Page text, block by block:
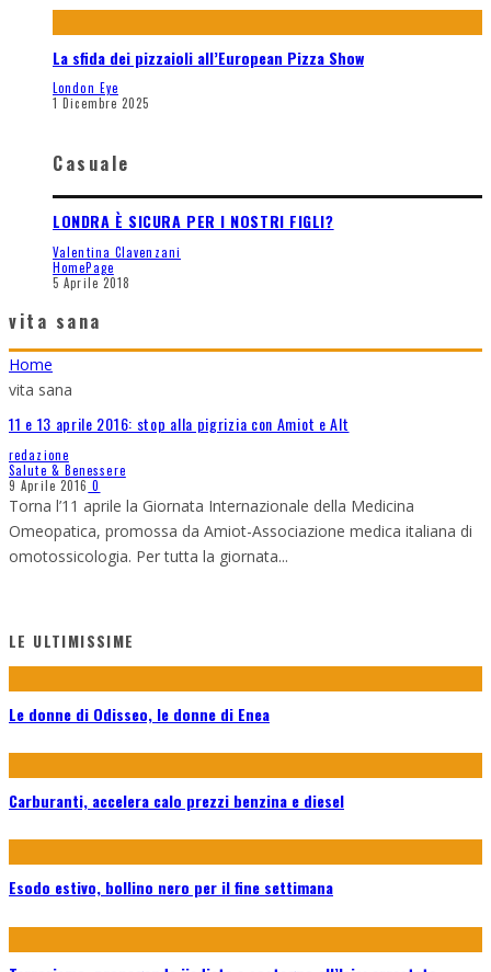
La sfida dei pizzaioli all’European Pizza Show
London Eye
1 Dicembre 2025
Casuale
LONDRA È SICURA PER I NOSTRI FIGLI?
Valentina Clavenzani
HomePage
5 Aprile 2018
vita sana
Home
vita sana
11 e 13 aprile 2016: stop alla pigrizia con Amiot e Alt
redazione
Salute & Benessere
9 Aprile 2016 0
Torna l’11 aprile la Giornata Internazionale della Medicina
Omeopatica, promossa da Amiot-Associazione medica italiana di
omotossicologia. Per tutta la giornata...
LE ULTIMISSIME
Le donne di Odisseo, le donne di Enea
Carburanti, accelera calo prezzi benzina e diesel
Esodo estivo, bollino nero per il fine settimana